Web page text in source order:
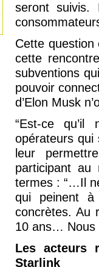
seront suivis.
Cette
cette
subventions
pouvoir
d’Elon Musk
“Est-ce
opérateurs qui
leur
participant au
termes : “…Il
qui peinent
concrètes. Au
10 ans… Nous
Les acteurs
Starlink